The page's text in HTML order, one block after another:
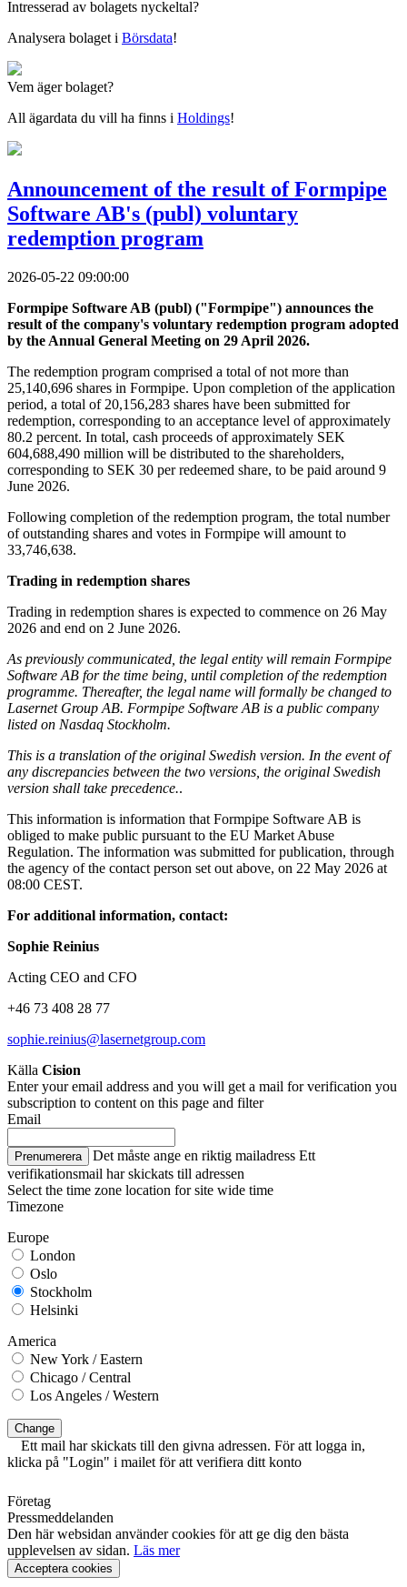
Intresserad av bolagets nyckeltal?
Analysera bolaget i Börsdata!
Vem äger bolaget?
All ägardata du vill ha finns i Holdings!
Announcement of the result of Formpipe
Software AB's (publ) voluntary
redemption program
2026-05-22 09:00:00
Formpipe Software AB (publ) ("Formpipe") announces the
result of the company's voluntary redemption program adopted
by the Annual General Meeting on 29 April 2026.
The redemption program comprised a total of not more than
25,140,696 shares in Formpipe. Upon completion of the application
period, a total of 20,156,283 shares have been submitted for
redemption, corresponding to an acceptance level of approximately
80.2 percent. In total, cash proceeds of approximately SEK
604,688,490 million will be distributed to the shareholders,
corresponding to SEK 30 per redeemed share, to be paid around 9
June 2026.
Following completion of the redemption program, the total number
of outstanding shares and votes in Formpipe will amount to
33,746,638.
Trading in redemption shares
Trading in redemption shares is expected to commence on 26 May
2026 and end on 2 June 2026.
As previously communicated, the legal entity will remain Formpipe
Software AB for the time being, until completion of the redemption
programme. Thereafter, the legal name will formally be changed to
Lasernet Group AB. Formpipe Software AB is a public company
listed on Nasdaq Stockholm.
This is a translation of the original Swedish version. In the event of
any discrepancies between the two versions, the original Swedish
version shall take precedence..
This information is information that Formpipe Software AB is
obliged to make public pursuant to the EU Market Abuse
Regulation. The information was submitted for publication, through
the agency of the contact person set out above, on 22 May 2026 at
08:00 CEST.
For additional information, contact:
Sophie Reinius
Acting CEO and CFO
+46 73 408 28 77
sophie.reinius@lasernetgroup.com
Källa Cision
Enter your email address and you will get a mail for verification you
subscription to content on this page and filter
Email
Prenumerera Det måste ange en riktig mailadress Ett
verifikationsmail har skickats till adressen
Select the time zone location for site wide time
Timezone
Europe
London
Oslo
Stockholm
Helsinki
America
New York / Eastern
Chicago / Central
Los Angeles / Western
Change
Ett mail har skickats till den givna adressen. För att logga in,
klicka på "Login" i mailet för att verifiera ditt konto
Företag
Pressmeddelanden
Den här websidan använder cookies för att ge dig den bästa
upplevelsen av sidan. Läs mer
Acceptera cookies